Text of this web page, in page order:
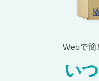
Webで簡
い